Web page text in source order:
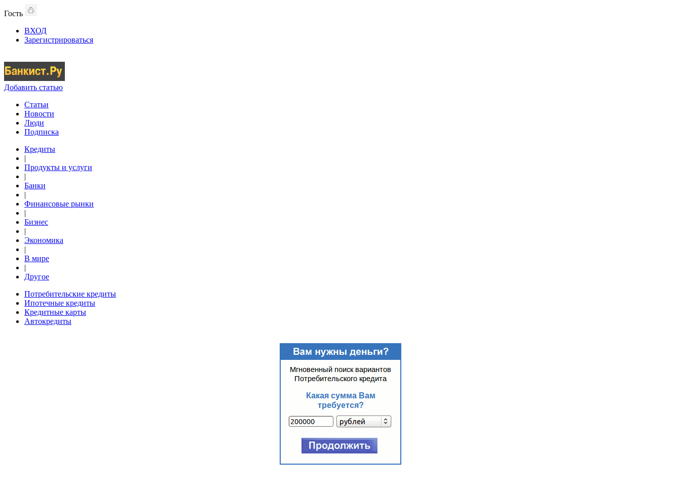
Гость
ВХОД
Зарегистрироваться
Добавить статью
Статьи
Новости
Люди
Подписка
Кредиты
|
Продукты и услуги
|
Банки
|
Финансовые рынки
|
Бизнес
|
Экономика
|
В мире
|
Другое
Потребительские кредиты
Ипотечные кредиты
Кредитные карты
Автокредиты